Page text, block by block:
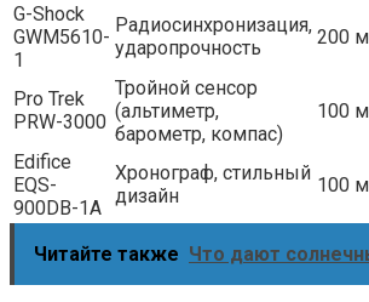
G-Shock
GWM5610-
1
Радиосинхронизация,
ударопрочность
200
Pro Trek
PRW-3000
Тройной сенсор
(альтиметр,
барометр, компас)
100
Edifice
EQS-
900DB-1A
Хронограф, стильный
дизайн
100
Читайте также Что дают